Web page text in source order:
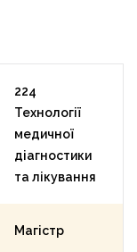
224
Технології
медичної
діагностики
та лікування
Магістр